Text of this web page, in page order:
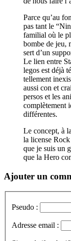
Parce qu’au
pas tant le
familial où le
bombe de jeu,
sert d’un
Le lien entre
legos est déjà
tellement
aussi con et
persos et les
complètement
différentes.
Le concept, à
la license
que je suis un
que la Hero
Ajouter un
Pseudo :
Adresse email :